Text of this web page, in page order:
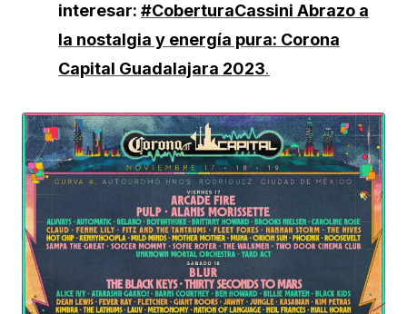
interesar: #CoberturaCassini Abrazo a
la nostalgia y energía pura: Corona
Capital Guadalajara 2023.